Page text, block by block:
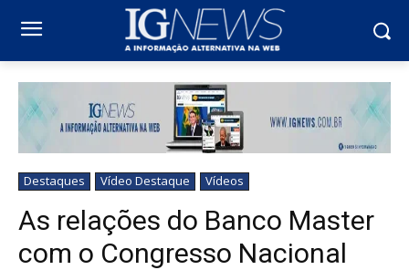
Destaques Vídeo Destaque Vídeos
As relações do Banco Master
com o Congresso Nacional